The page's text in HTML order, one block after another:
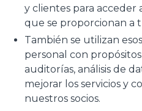
y clientes para acceder
que se proporcionan a
También se utilizan
personal con
auditorías, análisis de
mejorar los servicios y
nuestros socios.